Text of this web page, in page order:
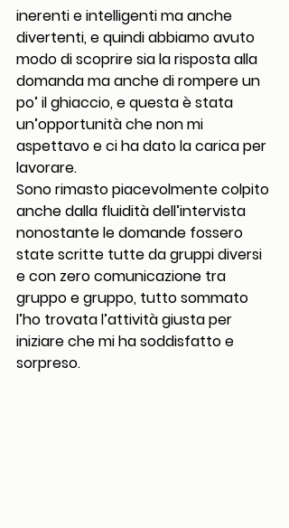
inerenti e intelligenti ma anche
divertenti, e quindi abbiamo avuto
modo di scoprire sia la risposta alla
domanda ma anche di rompere un
po’ il ghiaccio, e questa è stata
un’opportunità che non mi
aspettavo e ci ha dato la carica per
lavorare.
Sono rimasto piacevolmente colpito
anche dalla fluidità dell’intervista
nonostante le domande fossero
state scritte tutte da gruppi diversi
e con zero comunicazione tra
gruppo e gruppo, tutto sommato
l’ho trovata l’attività giusta per
iniziare che mi ha soddisfatto e
sorpreso.